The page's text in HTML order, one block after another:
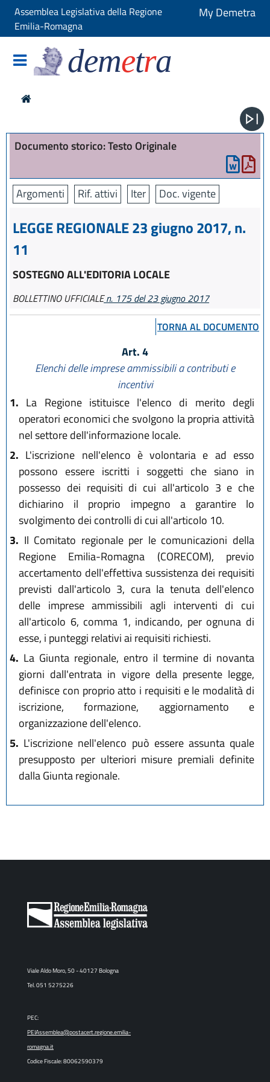
Assemblea Legislativa della Regione
Emilia-Romagna
My Demetra
demetra
Documento storico: Testo Originale
Argomenti Rif. attivi Iter Doc. vigente
LEGGE REGIONALE 23 giugno 2017, n.
11
SOSTEGNO ALL'EDITORIA LOCALE
BOLLETTINO UFFICIALEn. 175 del 23 giugno 2017
TORNA AL DOCUMENTO
Art. 4
Elenchi delle imprese ammissibili a contributi e
incentivi
1. La Regione istituisce l'elenco di merito degli
operatori economici che svolgono la propria attività
nel settore dell'informazione locale.
2. L'iscrizione nell'elenco è volontaria e ad esso
possono essere iscritti i soggetti che siano in
possesso dei requisiti di cui all'articolo 3 e che
dichiarino il proprio impegno a garantire lo
svolgimento dei controlli di cui all'articolo 10.
3. Il Comitato regionale per le comunicazioni della
Regione Emilia-Romagna (CORECOM), previo
accertamento dell'effettiva sussistenza dei requisiti
previsti dall'articolo 3, cura la tenuta dell'elenco
delle imprese ammissibili agli interventi di cui
all'articolo 6, comma 1, indicando, per ognuna di
esse, i punteggi relativi ai requisiti richiesti.
4. La Giunta regionale, entro il termine di novanta
giorni dall'entrata in vigore della presente legge,
definisce con proprio atto i requisiti e le modalità di
iscrizione, formazione, aggiornamento e
organizzazione dell'elenco.
5. L'iscrizione nell'elenco può essere assunta quale
presupposto per ulteriori misure premiali definite
dalla Giunta regionale.
Viale Aldo Moro, 50 - 40127 Bologna
Tel. 051 5275226
PEC:
PEIAssemblea@postacert.regione.emilia-
romagna.it
Codice Fiscale: 80062590379